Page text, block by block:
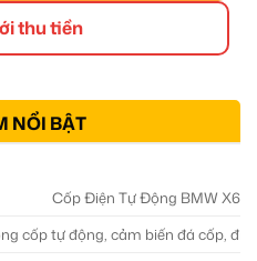
thu tiền
NỔI BẬT
Cốp Điện Tự Động BMW X6
cốp tự động, cảm biến đá cốp,